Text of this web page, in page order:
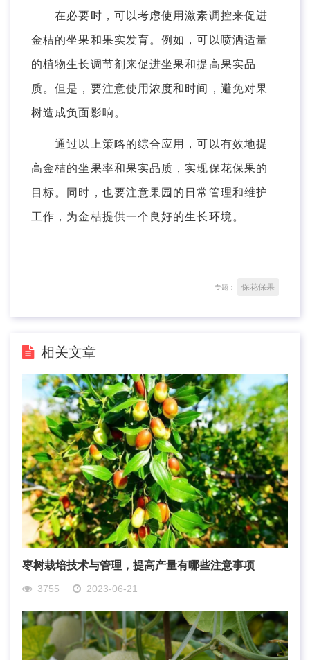
在必要时，可以考虑使用激素调控来促进
金桔的坐果和果实发育。例如，可以喷洒适量
的植物生长调节剂来促进坐果和提高果实品
质。但是，要注意使用浓度和时间，避免对果
树造成负面影响。
通过以上策略的综合应用，可以有效地提
高金桔的坐果率和果实品质，实现保花保果的
目标。同时，也要注意果园的日常管理和维护
工作，为金桔提供一个良好的生长环境。
专题： 保花保果
相关文章
枣树栽培技术与管理，提高产量有哪些注意事项
3755 2023-06-21